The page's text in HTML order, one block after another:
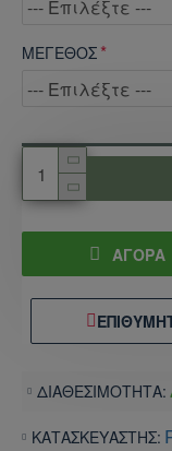
ΔΙΑΘΕΣΙΜΟΤΗΤΑ:
ΚΑΤΑΣΚΕΥΑΣΤΗΣ:
ΜΕΓΕΘΟΣ
ΑΓΟΡΑ